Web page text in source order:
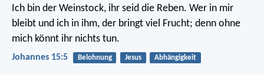
Ich bin der Weinstock, ihr seid die Reben. Wer in mir
bleibt und ich in ihm, der bringt viel Frucht; denn ohne
mich könnt ihr nichts tun.
Johannes 15:5 Belohnung Jesus Abhängigkeit